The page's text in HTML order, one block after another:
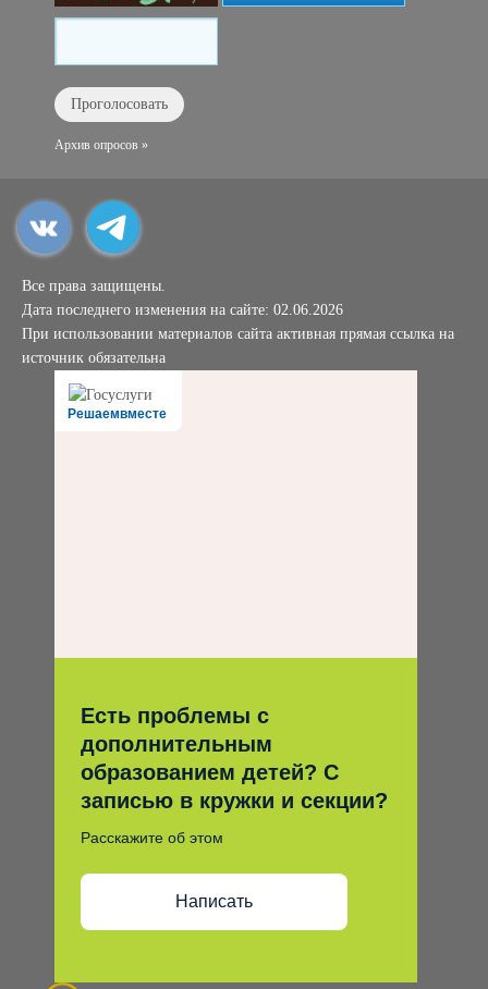
Архив опросов »
Все права защищены.
Дата последнего изменения на сайте: 02.06.2026
При использовании материалов сайта активная прямая ссылка на
источник обязательна
Решаемвместе
Есть проблемы с
дополнительным
образованием детей? С
записью в кружки и секции?
Расскажите об этом
Написать